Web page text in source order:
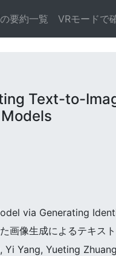
要約一覧 VRモードで
Text-to-
via Generating
画像生成によるテキス
Yang, Yueting